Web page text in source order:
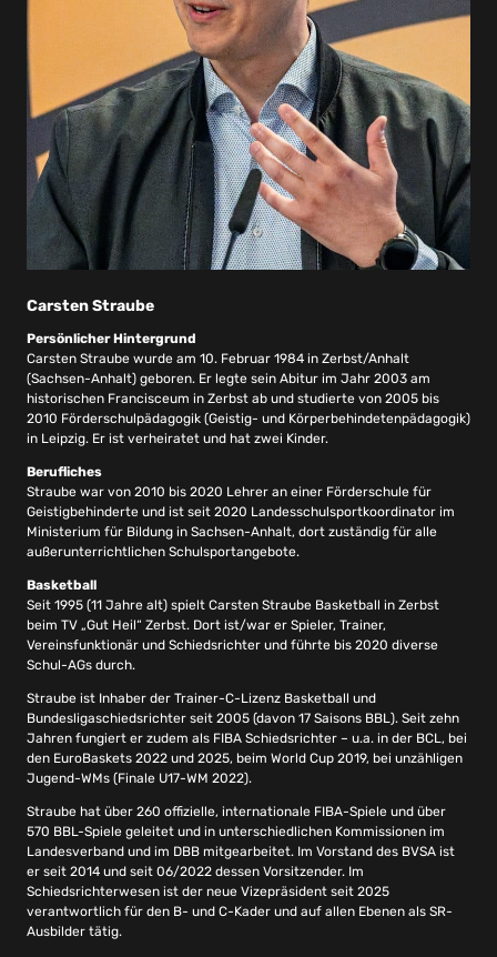
Carsten Straube
Persönlicher Hintergrund
Carsten Straube wurde am 10. Februar 1984 in Zerbst/Anhalt
(Sachsen-Anhalt) geboren. Er legte sein Abitur im Jahr 2003 am
historischen Francisceum in Zerbst ab und studierte von 2005 bis
2010 Förderschulpädagogik (Geistig- und Körperbehindetenpädagogik)
in Leipzig. Er ist verheiratet und hat zwei Kinder.
Berufliches
Straube war von 2010 bis 2020 Lehrer an einer Förderschule für
Geistigbehinderte und ist seit 2020 Landesschulsportkoordinator im
Ministerium für Bildung in Sachsen-Anhalt, dort zuständig für alle
außerunterrichtlichen Schulsportangebote.
Basketball
Seit 1995 (11 Jahre alt) spielt Carsten Straube Basketball in Zerbst
beim TV „Gut Heil“ Zerbst. Dort ist/war er Spieler, Trainer,
Vereinsfunktionär und Schiedsrichter und führte bis 2020 diverse
Schul-AGs durch.
Straube ist Inhaber der Trainer-C-Lizenz Basketball und
Bundesligaschiedsrichter seit 2005 (davon 17 Saisons BBL). Seit zehn
Jahren fungiert er zudem als FIBA Schiedsrichter – u.a. in der BCL, bei
den EuroBaskets 2022 und 2025, beim World Cup 2019, bei unzähligen
Jugend-WMs (Finale U17-WM 2022).
Straube hat über 260 offizielle, internationale FIBA-Spiele und über
570 BBL-Spiele geleitet und in unterschiedlichen Kommissionen im
Landesverband und im DBB mitgearbeitet. Im Vorstand des BVSA ist
er seit 2014 und seit 06/2022 dessen Vorsitzender. Im
Schiedsrichterwesen ist der neue Vizepräsident seit 2025
verantwortlich für den B- und C-Kader und auf allen Ebenen als SR-
Ausbilder tätig.